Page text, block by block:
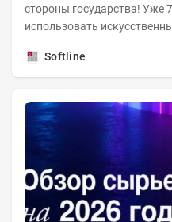
стороны государства! Уже
использовать
Softline